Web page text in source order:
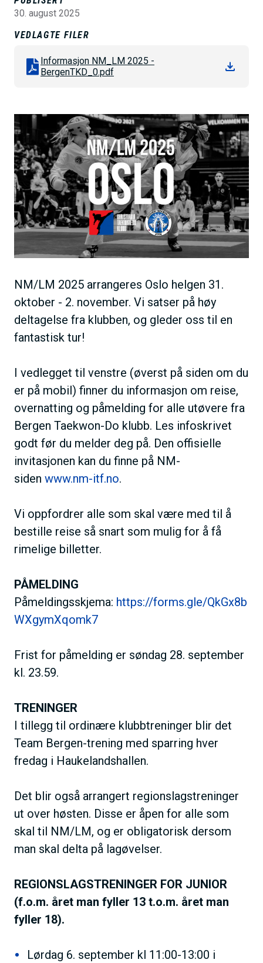
30. august 2025
VEDLAGTE FILER
Informasjon NM_LM 2025 -
BergenTKD_0.pdf
B
l
d
e
NM/LM 2025 arrangeres Oslo helgen 31.
oktober - 2. november. Vi satser på høy
deltagelse fra klubben, og gleder oss til en
fantastisk tur!
I vedlegget til venstre (øverst på siden om du
er på mobil) finner du informasjon om reise,
overnatting og påmelding for alle utøvere fra
Bergen Taekwon-Do klubb. Les infoskrivet
godt før du melder deg på. Den offisielle
invitasjonen kan du finne på NM-
siden www.nm-itf.no.
Vi oppfordrer alle som skal være med til å
bestille reise så snart som mulig for å få
rimelige billetter.
PÅMELDING
Påmeldingsskjema: https://forms.gle/QkGx8b
WXgymXqomk7
Frist for påmelding er søndag 28. september
kl. 23.59.
TRENINGER
I tillegg til ordinære klubbtreninger blir det
Team Bergen-trening med sparring hver
fredag i Haukelandshallen.
Det blir også arrangert regionslagstreninger
ut over høsten. Disse er åpen for alle som
skal til NM/LM, og er obligatorisk dersom
man skal delta på lagøvelser.
REGIONSLAGSTRENINGER FOR JUNIOR
(f.o.m. året man fyller 13 t.o.m. året man
fyller 18).
Lørdag 6. september kl 11:00-13:00 i